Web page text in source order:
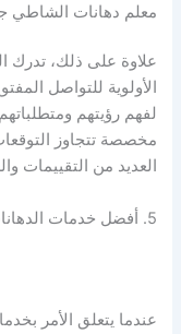
معلم دهانات الشاطي
علاوة على ذلك، تدرك
الأولوية للتواصل
لفهم رؤيتهم
مخصصة تتجاوز
العديد من التقييمات
5. أفضل خدمات الدهانات في جدة: الشركة C
عندما يتعلق الأمر